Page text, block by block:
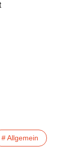
# Allgemein